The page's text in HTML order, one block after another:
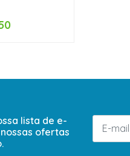
+
lista de e-
ofertas